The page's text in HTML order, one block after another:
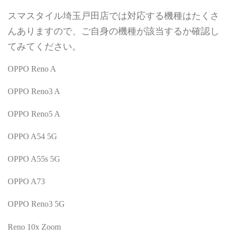
スマスタイル埼玉戸田店では対応する機種はたくさ
んありますので、ご自身の機種が該当するか確認し
てみてください。
OPPO Reno A
OPPO Reno3 A
OPPO Reno5 A
OPPO A54 5G
OPPO A55s 5G
OPPO A73
OPPO Reno3 5G
Reno 10x Zoom